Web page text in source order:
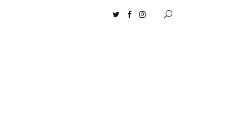
ツ］の生活に馴染むディフューザーナチュラルコスメ好きに一押し！ 松